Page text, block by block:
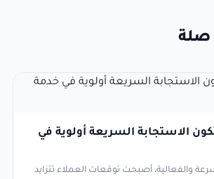
صلة
الاستجابة السريعة أولوية في
والفعالية، أصبحت توقعات العملاء تتزايد